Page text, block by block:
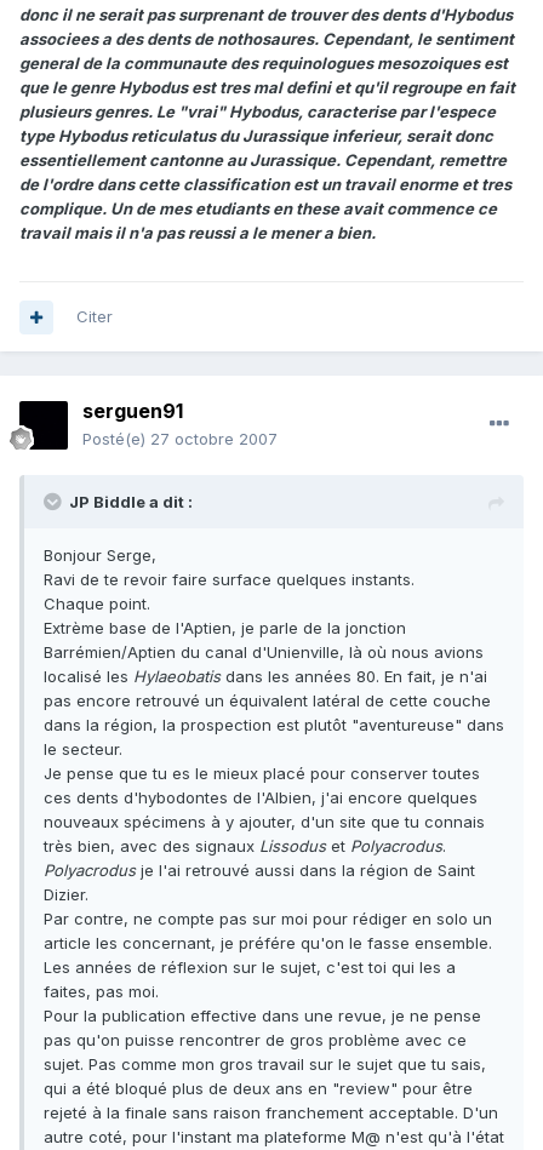
donc il ne serait pas surprenant de trouver des dents d'Hybodus
associees a des dents de nothosaures. Cependant, le sentiment
general de la communaute des requinologues mesozoiques est
que le genre Hybodus est tres mal defini et qu'il regroupe en fait
plusieurs genres. Le "vrai" Hybodus, caracterise par l'espece
type Hybodus reticulatus du Jurassique inferieur, serait donc
essentiellement cantonne au Jurassique. Cependant, remettre
de l'ordre dans cette classification est un travail enorme et tres
complique. Un de mes etudiants en these avait commence ce
travail mais il n'a pas reussi a le mener a bien.
Citer
serguen91
Posté(e) 27 octobre 2007
JP Biddle a dit :
Bonjour Serge,
Ravi de te revoir faire surface quelques instants.
Chaque point.
Extrème base de l'Aptien, je parle de la jonction
Barrémien/Aptien du canal d'Unienville, là où nous avions
localisé les Hylaeobatisdans les années 80. En fait, je n'ai
pas encore retrouvé un équivalent latéral de cette couche
dans la région, la prospection est plutôt "aventureuse" dans
le secteur.
Je pense que tu es le mieux placé pour conserver toutes
ces dents d'hybodontes de l'Albien, j'ai encore quelques
nouveaux spécimens à y ajouter, d'un site que tu connais
très bien, avec des signaux Lissoduset Polyacrodus.
Polyacrodusje l'ai retrouvé aussi dans la région de Saint
Dizier.
Par contre, ne compte pas sur moi pour rédiger en solo un
article les concernant, je préfére qu'on le fasse ensemble.
Les années de réflexion sur le sujet, c'est toi qui les a
faites, pas moi.
Pour la publication effective dans une revue, je ne pense
pas qu'on puisse rencontrer de gros problème avec ce
sujet. Pas comme mon gros travail sur le sujet que tu sais,
qui a été bloqué plus de deux ans en "review" pour être
rejeté à la finale sans raison franchement acceptable. D'un
autre coté, pour l'instant ma plateforme M@ n'est qu'à l'état